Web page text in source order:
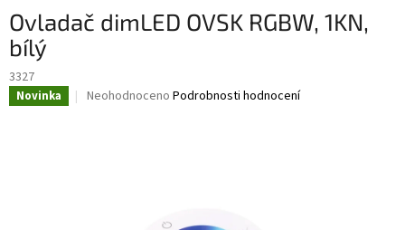
Ovladač dimLED OVSK RGBW, 1KN,
bílý
3327
Novinka
Průměrné
Neohodnoceno Podrobnosti hodnocení